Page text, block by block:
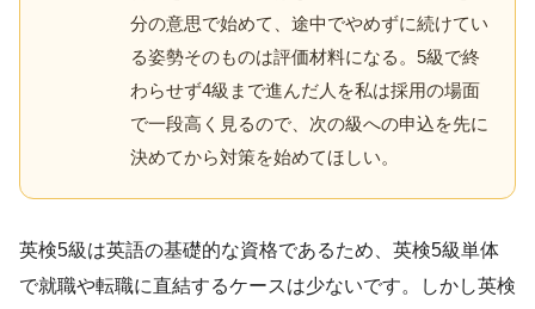
分の意思で始めて、途中でやめずに続けてい
る姿勢そのものは評価材料になる。5級で終
わらせず4級まで進んだ人を私は採用の場面
で一段高く見るので、次の級への申込を先に
決めてから対策を始めてほしい。
英検5級は英語の基礎的な資格であるため、英検5級単体
で就職や転職に直結するケースは少ないです。しかし英検